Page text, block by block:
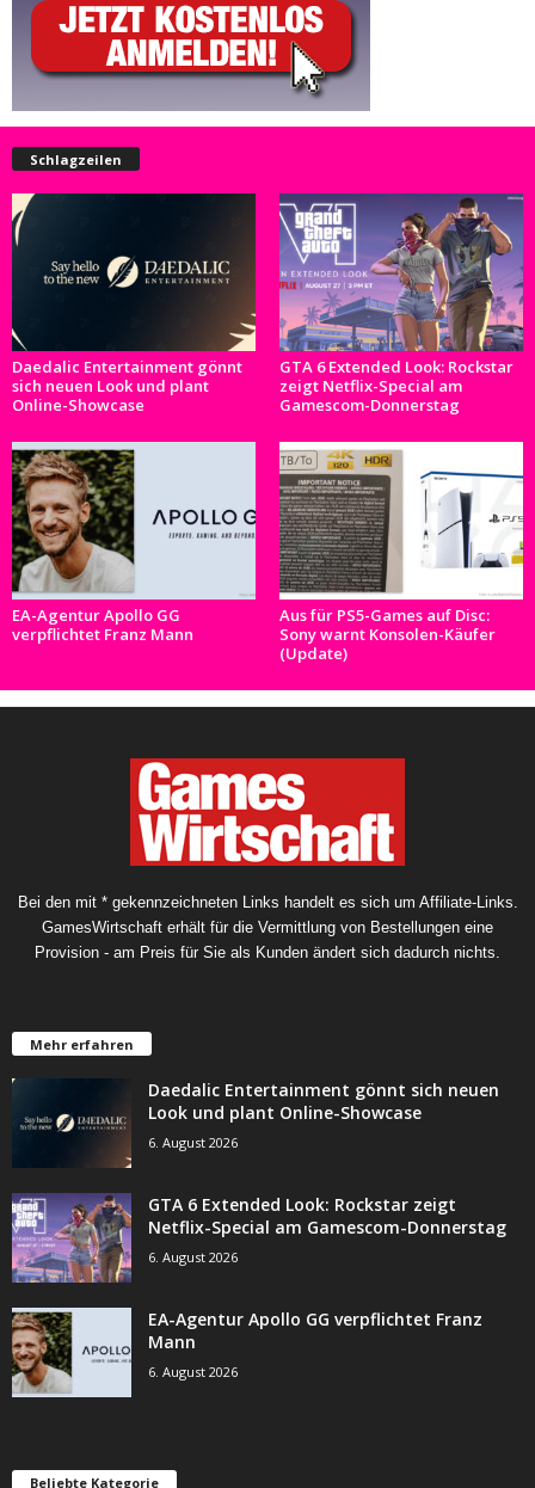
Schlagzeilen
Daedalic Entertainment gönnt
sich neuen Look und plant
Online-Showcase
GTA 6 Extended Look: Rockstar
zeigt Netflix-Special am
Gamescom-Donnerstag
EA-Agentur Apollo GG
verpflichtet Franz Mann
Aus für PS5-Games auf Disc:
Sony warnt Konsolen-Käufer
(Update)
Bei den mit * gekennzeichneten Links handelt es sich um Affiliate-Links.
GamesWirtschaft erhält für die Vermittlung von Bestellungen eine
Provision - am Preis für Sie als Kunden ändert sich dadurch nichts.
Mehr erfahren
Daedalic Entertainment gönnt sich neuen
Look und plant Online-Showcase
6. August 2026
GTA 6 Extended Look: Rockstar zeigt
Netflix-Special am Gamescom-Donnerstag
6. August 2026
EA-Agentur Apollo GG verpflichtet Franz
Mann
6. August 2026
Beliebte Kategorie